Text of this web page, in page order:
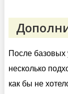
После
несколько
как бы не